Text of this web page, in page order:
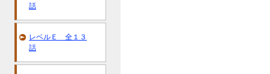
話
レベルＥ 全１３
話